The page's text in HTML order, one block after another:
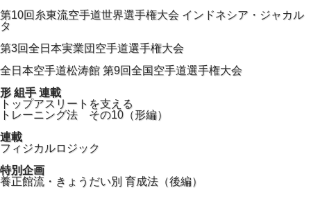
第10回糸東流空手道世界選手権大会 インドネシア・ジャカル
タ
第3回全日本実業団空手道選手権大会
全日本空手道松涛館 第9回全国空手道選手権大会
形 組手 連載
トップアスリートを支える
トレーニング法 その10（形編）
連載
フィジカルロジック
特別企画
養正館流・きょうだい別 育成法（後編）